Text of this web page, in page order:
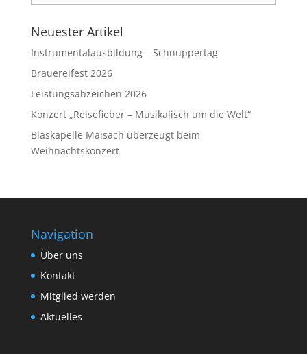
Neuester Artikel
Instrumentalausbildung – Schnuppertag
Brauereifest 2026
Leistungsabzeichen 2026
Konzert „Reisefieber – Musikalisch um die Welt“
Blaskapelle Maisach überzeugt beim
Weihnachtskonzert
Navigation
Über uns
Kontakt
Mitglied werden
Aktuelles